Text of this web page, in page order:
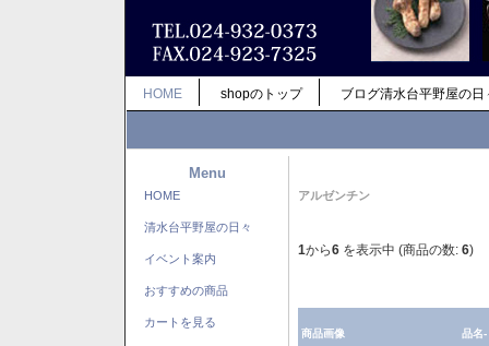
HOME shopのトップ ブログ清水台平野屋の日
Menu
HOME
清水台平野屋の日々
イベント案内
おすすめの商品
カートを見る
アルゼンチン
1から6 を表示中 (商品の数: 6)
商品画像 品名-